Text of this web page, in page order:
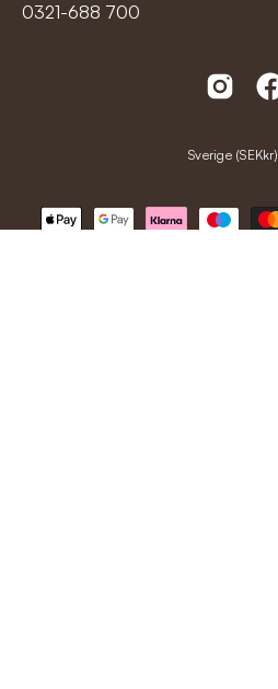
0321-688 700
Land
Sverige (SEKkr)